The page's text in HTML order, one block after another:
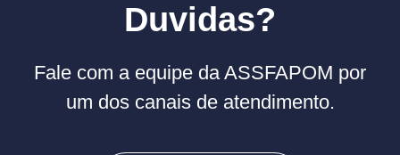
Duvidas?
Fale com a equipe da ASSFAPOM por
um dos canais de atendimento.